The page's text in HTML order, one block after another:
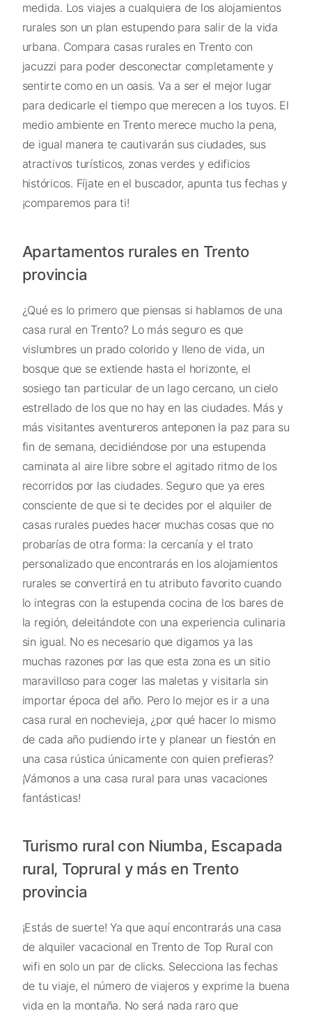
medida. Los viajes a cualquiera de los alojamientos
rurales son un plan estupendo para salir de la vida
urbana. Compara casas rurales en Trento con
jacuzzi para poder desconectar completamente y
sentirte como en un oasis. Va a ser el mejor lugar
para dedicarle el tiempo que merecen a los tuyos. El
medio ambiente en Trento merece mucho la pena,
de igual manera te cautivarán sus ciudades, sus
atractivos turísticos, zonas verdes y edificios
históricos. Fíjate en el buscador, apunta tus fechas y
¡comparemos para ti!
Apartamentos rurales en Trento
provincia
¿Qué es lo primero que piensas si hablamos de una
casa rural en Trento? Lo más seguro es que
vislumbres un prado colorido y lleno de vida, un
bosque que se extiende hasta el horizonte, el
sosiego tan particular de un lago cercano, un cielo
estrellado de los que no hay en las ciudades. Más y
más visitantes aventureros anteponen la paz para su
fin de semana, decidiéndose por una estupenda
caminata al aire libre sobre el agitado ritmo de los
recorridos por las ciudades. Seguro que ya eres
consciente de que si te decides por el alquiler de
casas rurales puedes hacer muchas cosas que no
probarías de otra forma: la cercanía y el trato
personalizado que encontrarás en los alojamientos
rurales se convertirá en tu atributo favorito cuando
lo integras con la estupenda cocina de los bares de
la región, deleitándote con una experiencia culinaria
sin igual. No es necesario que digamos ya las
muchas razones por las que esta zona es un sitio
maravilloso para coger las maletas y visitarla sin
importar época del año. Pero lo mejor es ir a una
casa rural en nochevieja, ¿por qué hacer lo mismo
de cada año pudiendo irte y planear un fiestón en
una casa rústica únicamente con quien prefieras?
¡Vámonos a una casa rural para unas vacaciones
fantásticas!
Turismo rural con Niumba, Escapada
rural, Toprural y más en Trento
provincia
¡Estás de suerte! Ya que aquí encontrarás una casa
de alquiler vacacional en Trento de Top Rural con
wifi en solo un par de clicks. Selecciona las fechas
de tu viaje, el número de viajeros y exprime la buena
vida en la montaña. No será nada raro que